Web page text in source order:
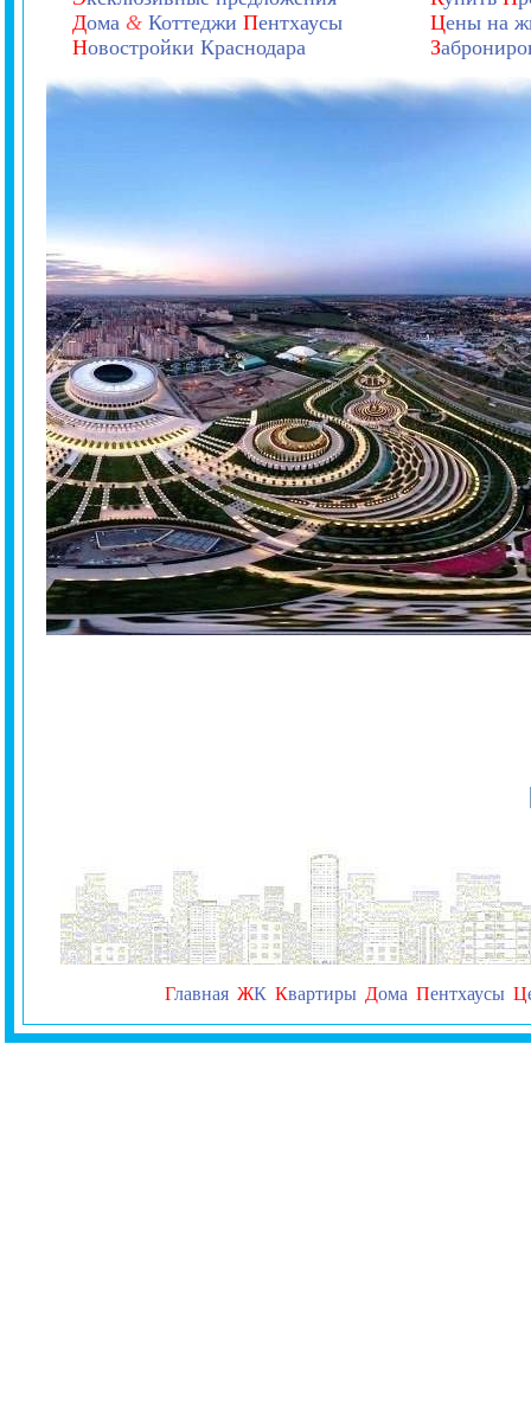
Дома& Коттеджи Пентхаусы
Новостройки Краснодара
Цены на
З
Главная ЖК Квартиры Дома Пентхаусы Ц